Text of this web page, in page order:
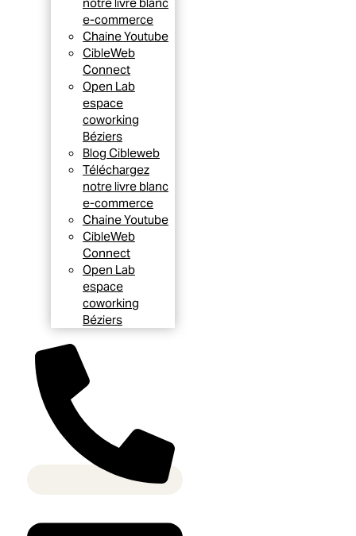
e-commerce
Chaine Youtube
CibleWeb
Connect
Open Lab
espace
coworking
Béziers
Blog Cibleweb
Téléchargez
notre livre blanc
e-commerce
Chaine Youtube
CibleWeb
Connect
Open Lab
espace
coworking
Béziers